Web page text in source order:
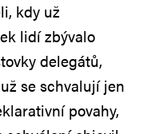
kdy už
lidí zbývalo
delegátů,
se schvalují jen
povahy,